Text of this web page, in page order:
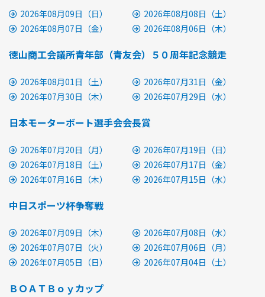
2026年08月09日（日）
2026年08月08日（土）
2026年08月07日（金）
2026年08月06日（木）
徳山商工会議所青年部（青友会）５０周年記念競走
2026年08月01日（土）
2026年07月31日（金）
2026年07月30日（木）
2026年07月29日（水）
日本モーターボート選手会会長賞
2026年07月20日（月）
2026年07月19日（日）
2026年07月18日（土）
2026年07月17日（金）
2026年07月16日（木）
2026年07月15日（水）
中日スポーツ杯争奪戦
2026年07月09日（木）
2026年07月08日（水）
2026年07月07日（火）
2026年07月06日（月）
2026年07月05日（日）
2026年07月04日（土）
ＢＯＡＴＢｏｙカップ